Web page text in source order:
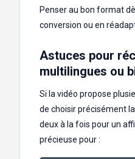
Penser au bon format
conversion ou en
Astuces pour
multilingues ou
Si la vidéo propose
de choisir précisément
deux à la fois pour un
précieuse pour :